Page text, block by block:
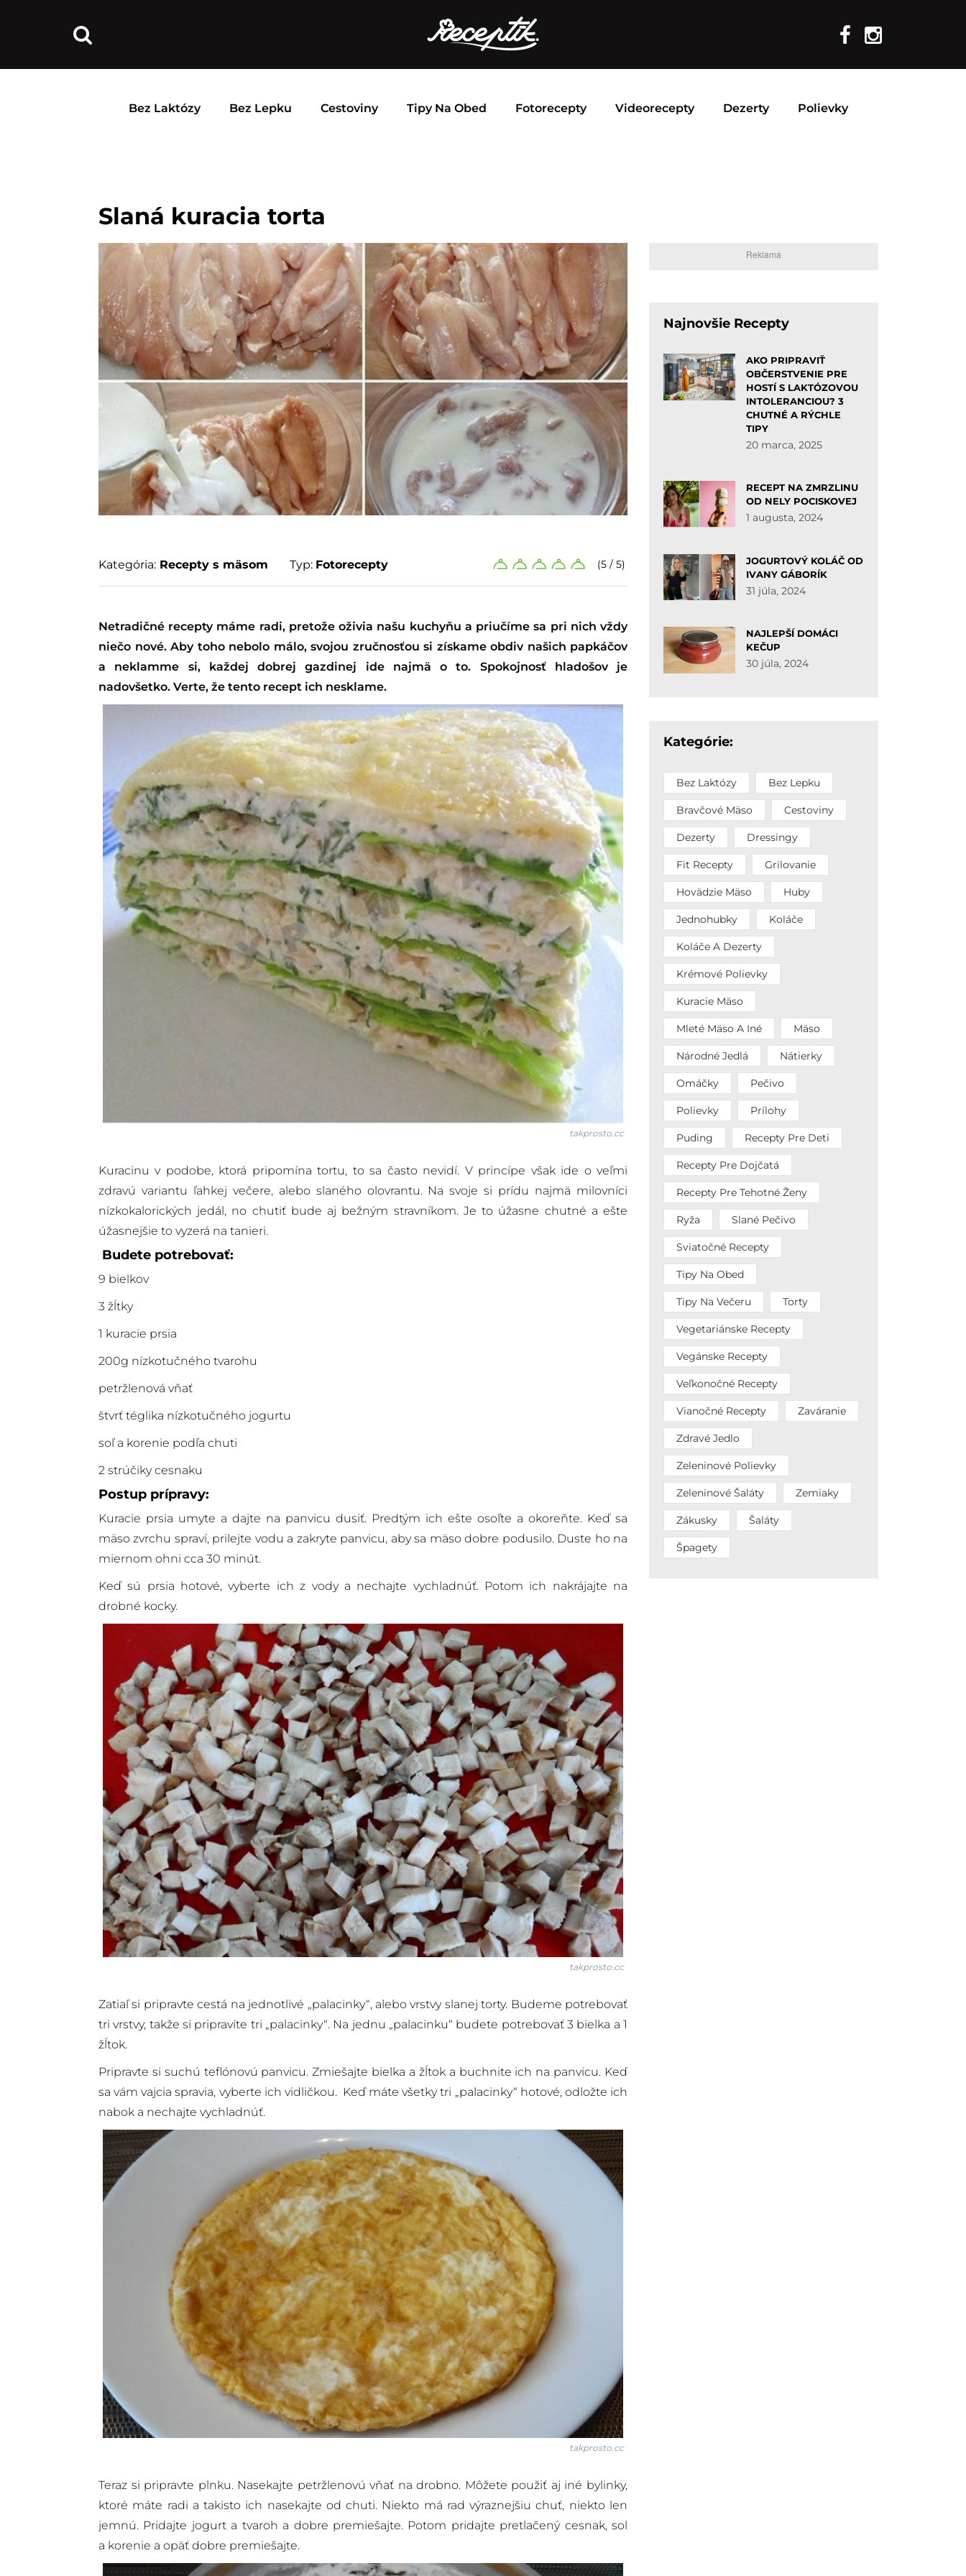
Bez Laktózy Bez Lepku Cestoviny Tipy Na Obed Fotorecepty Videorecepty Dezerty Polievky
Slaná kuracia torta
(5 / 5)
Kategória: Recepty s mäsom Typ: Fotorecepty
Netradičné recepty máme radi, pretože oživia našu kuchyňu a priučíme sa pri nich vždy
niečo nové. Aby toho nebolo málo, svojou zručnosťou si získame obdiv našich papkáčov
a neklamme si, každej dobrej gazdinej ide najmä o to. Spokojnosť hladošov je
nadovšetko. Verte, že tento recept ich nesklame.
takprosto.cc
Kuracinu v podobe, ktorá pripomína tortu, to sa často nevidí. V princípe však ide o veľmi
zdravú variantu ľahkej večere, alebo slaného olovrantu. Na svoje si prídu najmä milovníci
nízkokalorických jedál, no chutiť bude aj bežným stravníkom. Je to úžasne chutné a ešte
úžasnejšie to vyzerá na tanieri.
Budete potrebovať:
9 bielkov
3 žĺtky
1 kuracie prsia
200g nízkotučného tvarohu
petržlenová vňať
štvrť téglika nízkotučného jogurtu
soľ a korenie podľa chuti
2 strúčiky cesnaku
Postup prípravy:
Kuracie prsia umyte a dajte na panvicu dusiť. Predtým ich ešte osoľte a okoreňte. Keď sa
mäso zvrchu spraví, prilejte vodu a zakryte panvicu, aby sa mäso dobre podusilo. Duste ho na
miernom ohni cca 30 minút.
Keď sú prsia hotové, vyberte ich z vody a nechajte vychladnúť. Potom ich nakrájajte na
drobné kocky.
takprosto.cc
Zatiaľ si pripravte cestá na jednotlivé „palacinky“, alebo vrstvy slanej torty. Budeme potrebovať
tri vrstvy, takže si pripravíte tri „palacinky“. Na jednu „palacinku“ budete potrebovať 3 bielka a 1
žĺtok.
Pripravte si suchú teflónovú panvicu. Zmiešajte bielka a žĺtok a buchnite ich na panvicu. Keď
sa vám vajcia spravia, vyberte ich vidličkou. Keď máte všetky tri „palacinky“ hotové, odložte ich
nabok a nechajte vychladnúť.
takprosto.cc
Teraz si pripravte plnku. Nasekajte petržlenovú vňať na drobno. Môžete použiť aj iné bylinky,
ktoré máte radi a takisto ich nasekajte od chuti. Niekto má rad výraznejšiu chuť, niekto len
jemnú. Pridajte jogurt a tvaroh a dobre premiešajte. Potom pridajte pretlačený cesnak, soľ
a korenie a opäť dobre premiešajte.
Reklama
Najnovšie Recepty
AKO PRIPRAVIŤ
OBČERSTVENIE PRE
HOSTÍ S LAKTÓZOVOU
INTOLERANCIOU? 3
CHUTNÉ A RÝCHLE
TIPY
20 marca, 2025
RECEPT NA ZMRZLINU
OD NELY POCISKOVEJ
1 augusta, 2024
JOGURTOVÝ KOLÁČ OD
IVANY GÁBORÍK
31 júla, 2024
NAJLEPŠÍ DOMÁCI
KEČUP
30 júla, 2024
Kategórie:
Bez Laktózy Bez Lepku
Bravčové Mäso Cestoviny
Dezerty Dressingy
Fit Recepty Grilovanie
Hovädzie Mäso Huby
Jednohubky Koláče
Koláče A Dezerty
Krémové Polievky
Kuracie Mäso
Mleté Mäso A Iné Mäso
Národné Jedlá Nátierky
Omáčky Pečivo
Polievky Prílohy
Puding Recepty Pre Deti
Recepty Pre Dojčatá
Recepty Pre Tehotné Ženy
Ryža Slané Pečivo
Sviatočné Recepty
Tipy Na Obed
Tipy Na Večeru Torty
Vegetariánske Recepty
Vegánske Recepty
Veľkonočné Recepty
Vianočné Recepty Zaváranie
Zdravé Jedlo
Zeleninové Polievky
Zeleninové Šaláty Zemiaky
Zákusky Šaláty
Špagety